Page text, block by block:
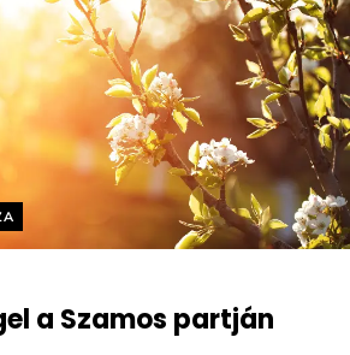
a Szamos partján